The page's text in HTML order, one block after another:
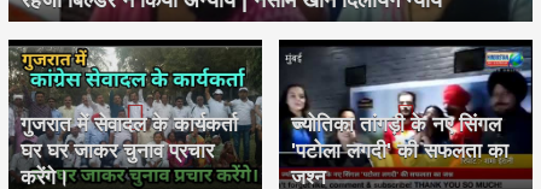
गुजरात में सेवादल के कार्यकर्ता
घर घर जाकर चुनाव प्रचार
करेंगे।
ज्योतिका तांगड़ी के नए सिंगल
'पटोला लगदी' की सफलता का
जश्न